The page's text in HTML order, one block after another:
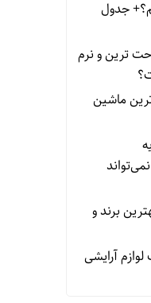
جدول
ترین و نرم
ماشین
برند و
آرایشی